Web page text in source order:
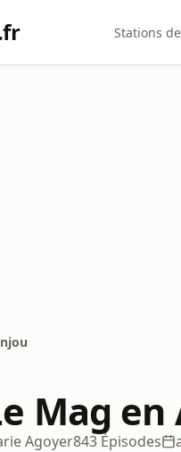
Stations
Mag en
Agoyer843 Épisodes